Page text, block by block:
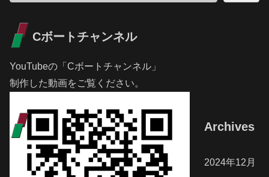
Cボートチャンネル
YouTubeの「Cボートチャンネル」
制作した動画をご覧ください。
Archives
2024年12月